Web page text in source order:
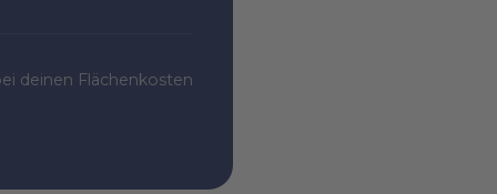
deinen Flächenkosten